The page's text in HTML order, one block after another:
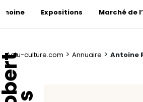
Expositions Marché de
Actu-culture.com > Annuaire > Antoine